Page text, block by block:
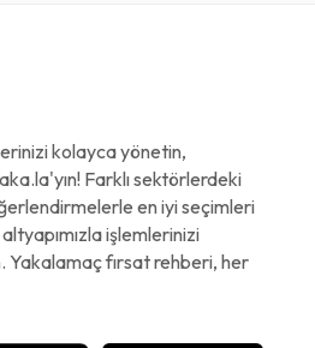
kolayca yönetin,
Farklı sektörlerdeki
en iyi seçimleri
işlemlerinizi
Yakalamaç fırsat rehberi, her